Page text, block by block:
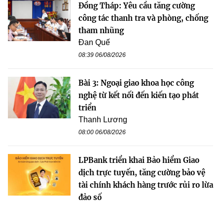
Đồng Tháp: Yêu cầu tăng cường
công tác thanh tra và phòng, chống
tham nhũng
Đan Quế
08:39 06/08/2026
Bài 3: Ngoại giao khoa học công
nghệ từ kết nối đến kiến tạo phát
triển
Thanh Lương
08:00 06/08/2026
LPBank triển khai Bảo hiểm Giao
dịch trực tuyến, tăng cường bảo vệ
tài chính khách hàng trước rủi ro lừa
đảo số